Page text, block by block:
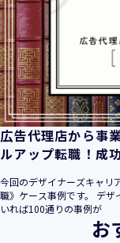
広告代理店から事
ルアップ転職！成
今回のデザイナーズキャリ
職》ケース事例です。 デ
いれば100通りの事例が
お